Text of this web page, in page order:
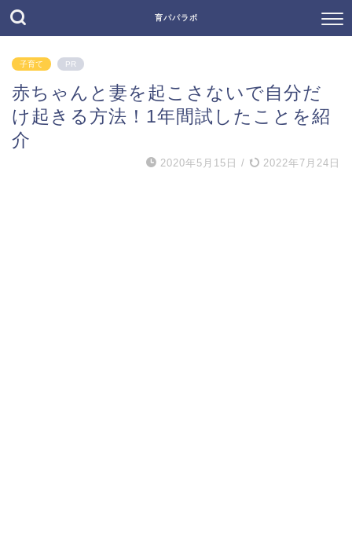
育パパラボ
子育て PR
赤ちゃんと妻を起こさないで自分だ
け起きる方法！1年間試したことを紹
介
2020年5月15日 / 2022年7月24日